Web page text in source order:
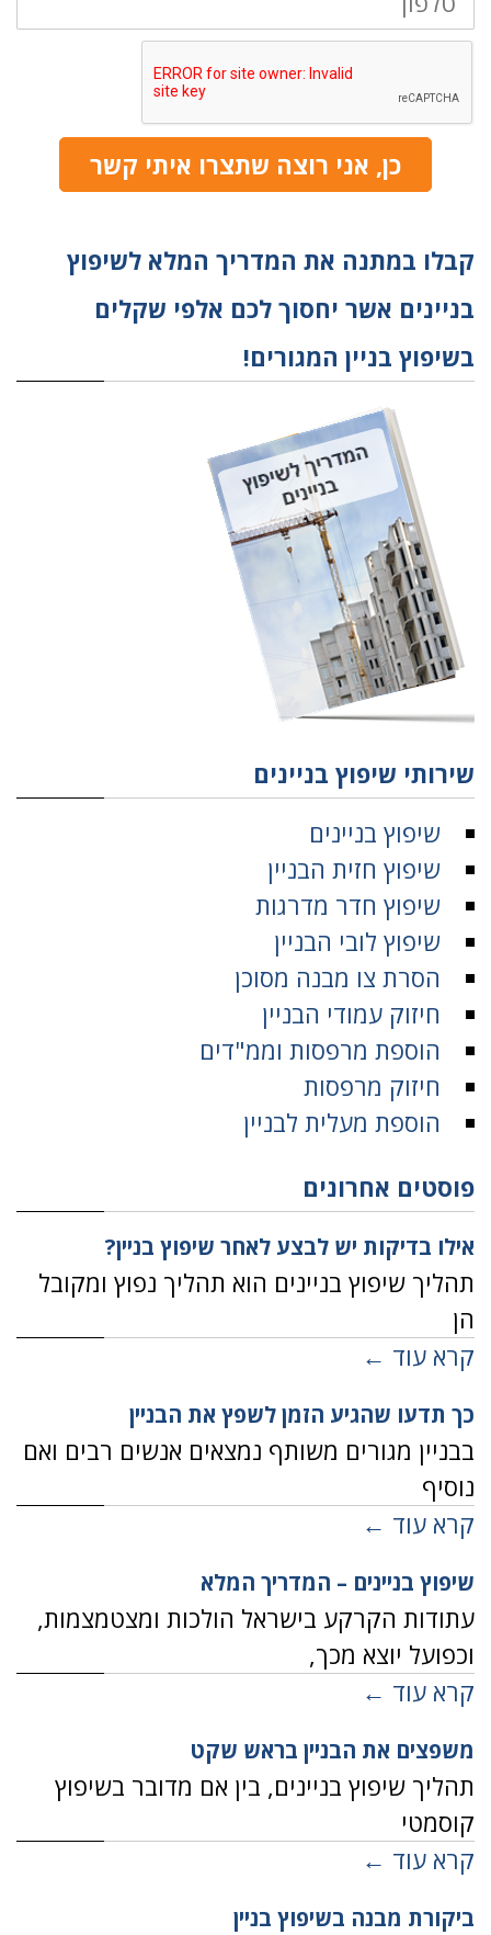
כן, אני רוצה שתצרו איתי קשר
קבלו במתנה את המדריך המלא לשיפוץ
בניינים אשר יחסוך לכם אלפי שקלים
בשיפוץ בניין המגורים!
שירותי שיפוץ בניינים
שיפוץ בניינים
שיפוץ חזית הבניין
שיפוץ חדר מדרגות
שיפוץ לובי הבניין
הסרת צו מבנה מסוכן
חיזוק עמודי הבניין
הוספת מרפסות וממ"דים
חיזוק מרפסות
הוספת מעלית לבניין
פוסטים אחרונים
אילו בדיקות יש לבצע לאחר שיפוץ בניין?
תהליך שיפוץ בניינים הוא תהליך נפוץ ומקובל
הן
קרא עוד ←
כך תדעו שהגיע הזמן לשפץ את הבניין
בבניין מגורים משותף נמצאים אנשים רבים ואם
נוסיף
קרא עוד ←
שיפוץ בניינים – המדריך המלא
עתודות הקרקע בישראל הולכות ומצטמצמות,
וכפועל יוצא מכך,
קרא עוד ←
משפצים את הבניין בראש שקט
תהליך שיפוץ בניינים, בין אם מדובר בשיפוץ
קוסמטי
קרא עוד ←
ביקורת מבנה בשיפוץ בניין